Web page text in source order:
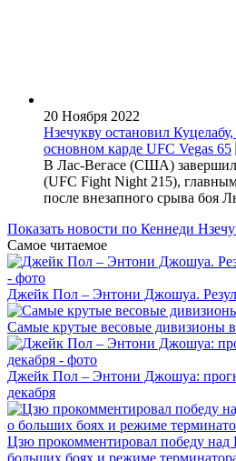
20 Ноября 2022
Нзечукву остановил
основном карде UFC Vegas 65
В Лас-Вегасе (США)
(UFC Fight Night 215),
после внезапного срыва боя
Показать новости по Кеннеди
Самое читаемое
Джейк Пол – Энтони Джошуа.
Самые крутые весовые дивизионы в
Джейк Пол – Энтони Джошуа:
декабря
Цзю прокомментировал победу над
больших боях и режиме